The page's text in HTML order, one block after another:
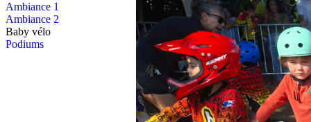
Ambiance 1
Ambiance 2
Baby vélo
Podiums